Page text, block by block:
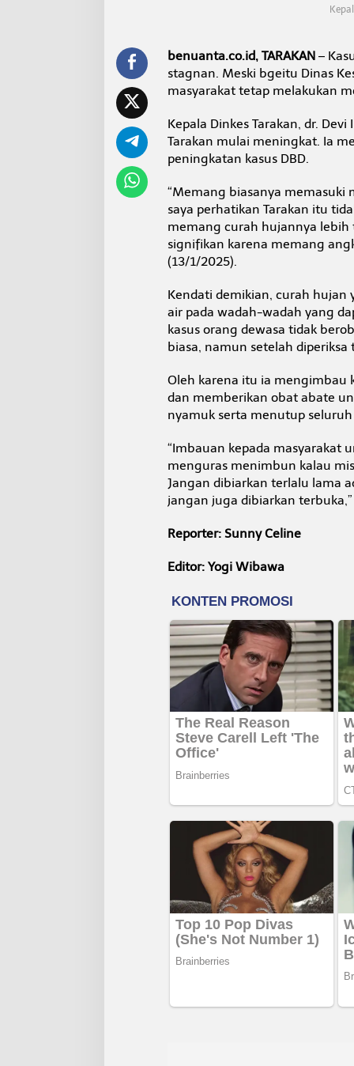
n
3
M
n
u
k
i
n
a
r
i
benuanta.co.id, TARAKAN–
stagnan. Meski bgeitu Dinas
masyarakat tetap melakukan
Kepala Dinkes Tarakan, dr.
Tarakan mulai meningkat. Ia
peningkatan kasus DBD.
“Memang biasanya memasuki
saya perhatikan Tarakan itu
memang curah hujannya
signifikan karena memang
(13/1/2025).
Kendati demikian, curah
air pada wadah-wadah yang
kasus orang dewasa tidak
biasa, namun setelah diperiksa
Oleh karena itu ia mengimbau
dan memberikan obat abate
nyamuk serta menutup
“Imbauan kepada masyarakat
menguras menimbun kalau
Jangan dibiarkan terlalu lama
jangan juga dibiarkan
Reporter: Sunny Celine
Editor: Yogi Wibawa